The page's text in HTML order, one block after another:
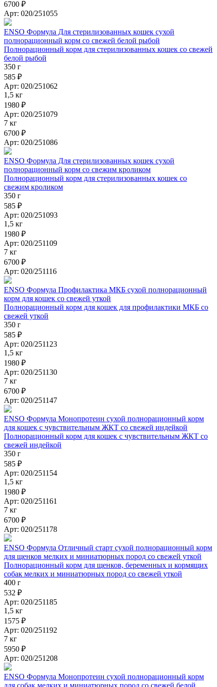
6700 ₽
Арт: 020/251055
ENSO Формула Для стерилизованных кошек сухой
полнорационный корм со свежей белой рыбой
Полнорационный корм для стерилизованных кошек со свежей
белой рыбой
350 г
585 ₽
Арт: 020/251062
1,5 кг
1980 ₽
Арт: 020/251079
7 кг
6700 ₽
Арт: 020/251086
ENSO Формула Для стерилизованных кошек сухой
полнорационный корм со свежим кроликом
Полнорационный корм для стерилизованных кошек со
свежим кроликом
350 г
585 ₽
Арт: 020/251093
1,5 кг
1980 ₽
Арт: 020/251109
7 кг
6700 ₽
Арт: 020/251116
ENSO Формула Профилактика МКБ сухой полнорационный
корм для кошек со свежей уткой
Полнорационный корм для кошек для профилактики МКБ со
свежей уткой
350 г
585 ₽
Арт: 020/251123
1,5 кг
1980 ₽
Арт: 020/251130
7 кг
6700 ₽
Арт: 020/251147
ENSO Формула Монопротеин сухой полнорационный корм
для кошек с чувствительным ЖКТ со свежей индейкой
Полнорационный корм для кошек с чувствительным ЖКТ со
свежей индейкой
350 г
585 ₽
Арт: 020/251154
1,5 кг
1980 ₽
Арт: 020/251161
7 кг
6700 ₽
Арт: 020/251178
ENSO Формула Отличный старт сухой полнорационный корм
для щенков мелких и миниатюрных пород со свежей уткой
Полнорационный корм для щенков, беременных и кормящих
собак мелких и миниатюрных пород со свежей уткой
400 г
532 ₽
Арт: 020/251185
1,5 кг
1575 ₽
Арт: 020/251192
7 кг
5950 ₽
Арт: 020/251208
ENSO Формула Монопротеин сухой полнорационный корм